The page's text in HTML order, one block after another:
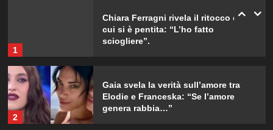
1
Chiara Ferragni rivela il ritocco di
cui si è pentita: “L’ho fatto
sciogliere”.
2
Gaia svela la verità sull’amore tra
Elodie e Franceska: “Se l’amore
genera rabbia…”